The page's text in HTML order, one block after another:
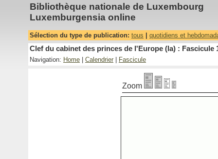
Bibliothèque nationale de Luxembourg
Luxemburgensia online
Sélection du type de publication: tous quotidiens et
Clef du cabinet des princes de l'Europe (la) : Fascicule
Navigation: Home Calendrier Fascicule
Zoom